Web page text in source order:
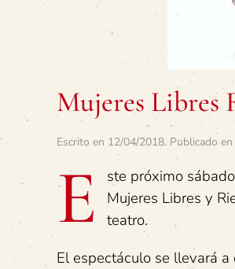
Mujeres Libres
Escrito en 12/04/2018. Publicado en
E
ste próximo
Mujeres Libres y
teatro.
El espectáculo se llevará